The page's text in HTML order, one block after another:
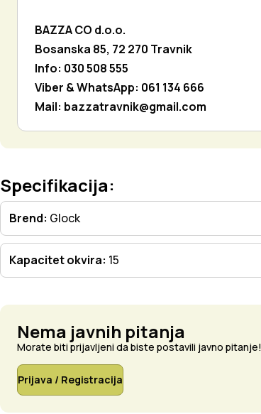
BAZZA CO d.o.o.
Bosanska 85, 72 270 Travnik
Info: 030 508 555
Viber & WhatsApp: 061 134 666
Mail: bazzatravnik@gmail.com
Specifikacija:
Brend: Glock
Kapacitet okvira: 15
Nema javnih pitanja
Morate biti prijavljeni da biste postavili javno pitanje!
Prijava / Registracija